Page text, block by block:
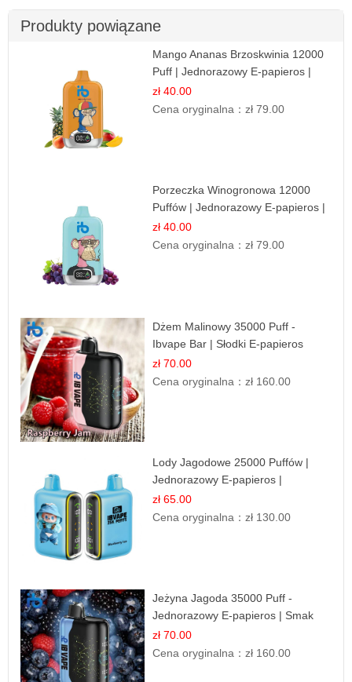
Produkty powiązane
Mango Ananas Brzoskwinia 12000
Puff | Jednorazowy E-papieros |
Tropikalny Smak
zł 40.00
Cena oryginalna：zł 79.00
Porzeczka Winogronowa 12000
Puffów | Jednorazowy E-papieros |
Owocowy Miks
zł 40.00
Cena oryginalna：zł 79.00
Dżem Malinowy 35000 Puff -
Ibvape Bar | Słodki E-papieros
Jednorazowy
zł 70.00
Cena oryginalna：zł 160.00
Lody Jagodowe 25000 Puffów |
Jednorazowy E-papieros |
Deserowy Smak
zł 65.00
Cena oryginalna：zł 130.00
Jeżyna Jagoda 35000 Puff -
Jednorazowy E-papieros | Smak
Leśnych Owoców
zł 70.00
Cena oryginalna：zł 160.00